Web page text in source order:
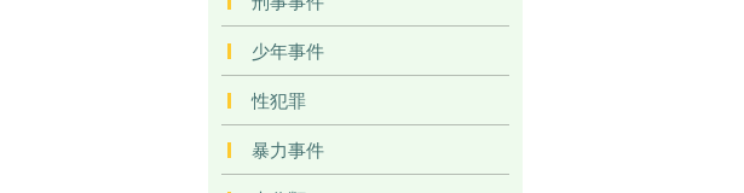
少年事件
性犯罪
暴力事件